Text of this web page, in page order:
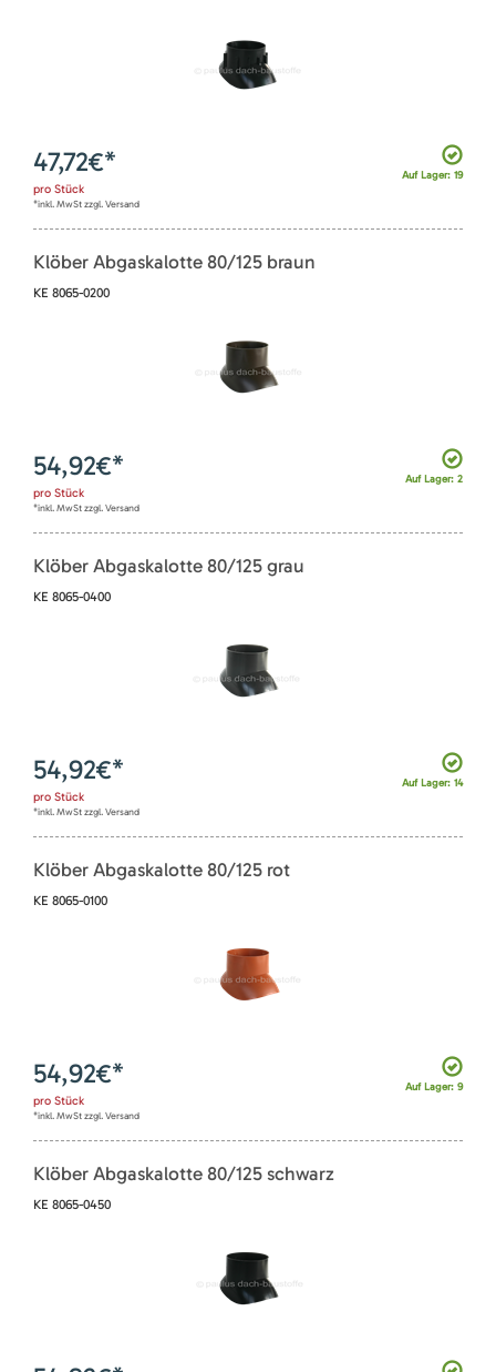
Auf Lager: 19
47,72€*
pro Stück
*inkl. MwSt zzgl. Versand
Klöber Abgaskalotte 80/125 braun
KE 8065-0200
Auf Lager: 2
54,92€*
pro Stück
*inkl. MwSt zzgl. Versand
Klöber Abgaskalotte 80/125 grau
KE 8065-0400
Auf Lager: 14
54,92€*
pro Stück
*inkl. MwSt zzgl. Versand
Klöber Abgaskalotte 80/125 rot
KE 8065-0100
Auf Lager: 9
54,92€*
pro Stück
*inkl. MwSt zzgl. Versand
Klöber Abgaskalotte 80/125 schwarz
KE 8065-0450